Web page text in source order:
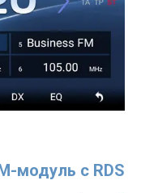
модуль с RDS